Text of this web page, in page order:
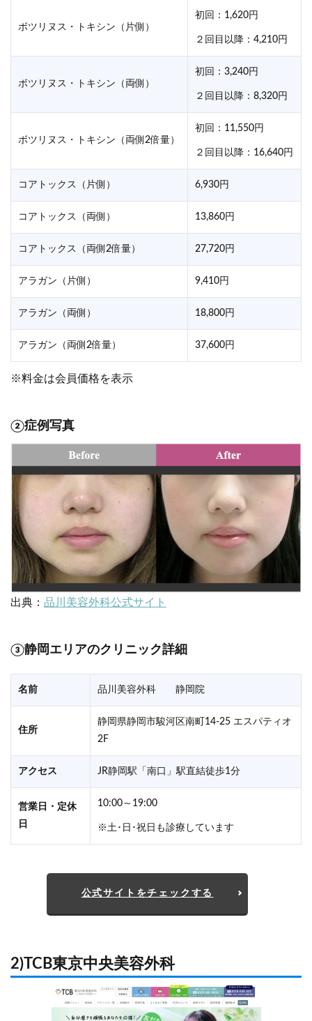
ボツリヌス・トキシン（片側）
初回：1,620円
２回目以降：4,210円
ボツリヌス・トキシン（両側）
初回：3,240円
２回目以降：8,320円
ボツリヌス・トキシン（両側2倍量）
初回：11,550円
２回目以降：16,640円
コアトックス（片側） 6,930円
コアトックス（両側） 13,860円
コアトックス（両側2倍量） 27,720円
アラガン（片側） 9,410円
アラガン（両側） 18,800円
アラガン（両側2倍量） 37,600円
※料金は会員価格を表示
②症例写真
出典： 品川美容外科公式サイト
③静岡エリアのクリニック詳細
名前 品川美容外科 静岡院
住所
静岡県静岡市駿河区南町14-25 エスパティオ
2F
アクセス JR静岡駅「南口」駅直結徒歩1分
営業日・定休
日
10:00～19:00
※土･日･祝日も診療しています
公式サイトをチェックする
2)TCB東京中央美容外科